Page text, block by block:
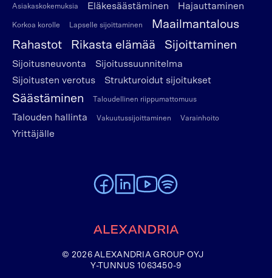
Asiakaskokemuksia Eläkesäästäminen Hajauttaminen
Korkoa korolle Lapselle sijoittaminen
Maailmantalous
Rahastot
Rikasta elämää Sijoittaminen
Sijoitusneuvonta
Sijoitussuunnitelma
Sijoitusten verotus
Strukturoidut sijoitukset
Säästäminen Taloudellinen riippumattomuus
Talouden hallinta Vakuutussijoittaminen Varainhoito
Yrittäjälle
© 2026 ALEXANDRIA GROUP OYJ
Y-TUNNUS 1063450-9
To Alexandria Facebook page
To Alexandria LinkedIn page
To Alexandria Youtube page
To Alexandria Spotify